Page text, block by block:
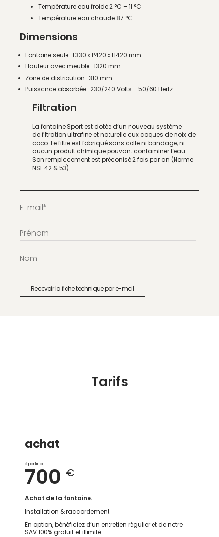
Température eau froide 2 °C – 11 °C
Température eau chaude 87 °C
Dimensions
Fontaine seule : L330 x P420 x H420 mm
Hauteur avec meuble : 1320 mm
Zone de distribution : 310 mm
Puissance absorbée : 230/240 Volts – 50/60 Hertz
Filtration
La fontaine Sport est dotée d’un nouveau système
de filtration ultrafine et naturelle aux coques de noix de
coco. Le filtre est fabriqué sans colle ni bandage, ni
aucun produit chimique pouvant contaminer l’eau.
Son remplacement est préconisé 2 fois par an (Norme
NSF 42 & 53).
Tarifs
achat
à partir de
700 €
Achat de la fontaine.
Installation & raccordement.
En option, bénéficiez d’un entretien régulier et de notre
SAV 100% gratuit et illimité.